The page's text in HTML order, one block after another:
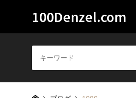
100Denzel.com